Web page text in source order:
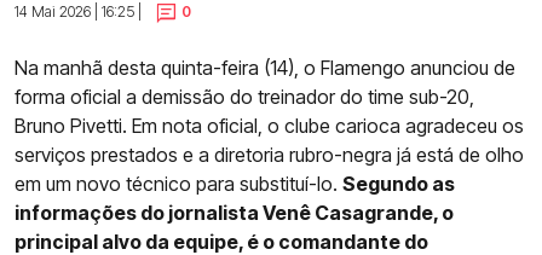
14 Mai 2026 | 16:25 |
0
Na manhã desta quinta-feira (14), o Flamengo anunciou de
forma oficial a demissão do treinador do time sub-20,
Bruno Pivetti. Em nota oficial, o clube carioca agradeceu os
serviços prestados e a diretoria rubro-negra já está de olho
em um novo técnico para substituí-lo. Segundo as
informações do jornalista Venê Casagrande, o
principal alvo da equipe, é o comandante do